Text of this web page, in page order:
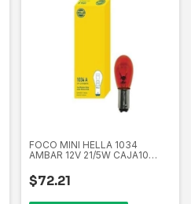
FOCO MINI HELLA 1034
AMBAR 12V 21/5W CAJA10
$72.21